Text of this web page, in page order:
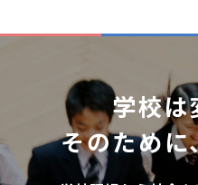
学校は
そのため